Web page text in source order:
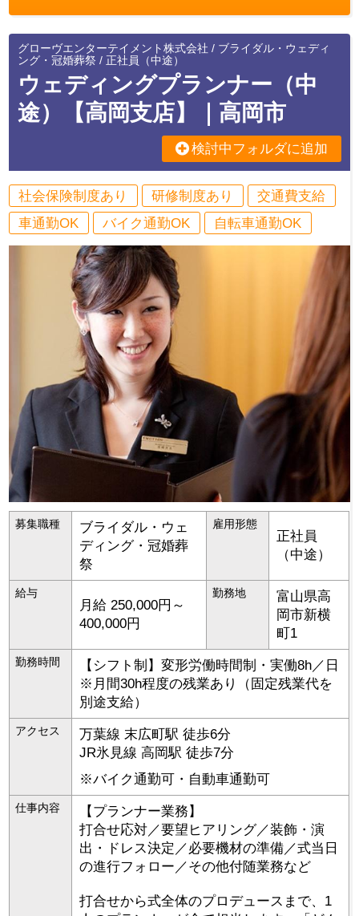
グローヴエンターテイメント株式会社 / ブライダル・ウェディ
ング・冠婚葬祭 / 正社員（中途）
ウェディングプランナー（中
途）【高岡支店】｜高岡市
検討中フォルダに追加
社会保険制度あり 研修制度あり
交通費支給
車通勤OK
バイク通勤OK 自転車通勤OK
募集職種
ブライダル・ウェ
ディング・冠婚葬
祭
雇用形態
正社員
（中途）
給与
月給 250,000円～
400,000円
勤務地 富山県高
岡市新横
町1
勤務時間
【シフト制】変形労働時間制・実働8h／日
※月間30h程度の残業あり（固定残業代を
別途支給）
アクセス
万葉線 末広町駅 徒歩6分
JR氷見線 高岡駅 徒歩7分
※バイク通勤可・自動車通勤可
仕事内容
【プランナー業務】
打合せ応対／要望ヒアリング／装飾・演
出・ドレス決定／必要機材の準備／式当日
の進行フォロー／その他付随業務など
打合せから式全体のプロデュースまで、1